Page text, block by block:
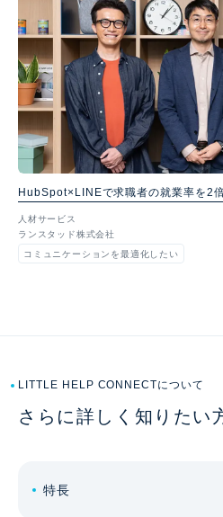
HubSpot×LINEで求職者の就業率を2
人材サービス
ランスタッド株式会社
コミュニケーションを最適化したい
LITTLE HELP CONNECTについて
さらに詳しく知りたい
特長